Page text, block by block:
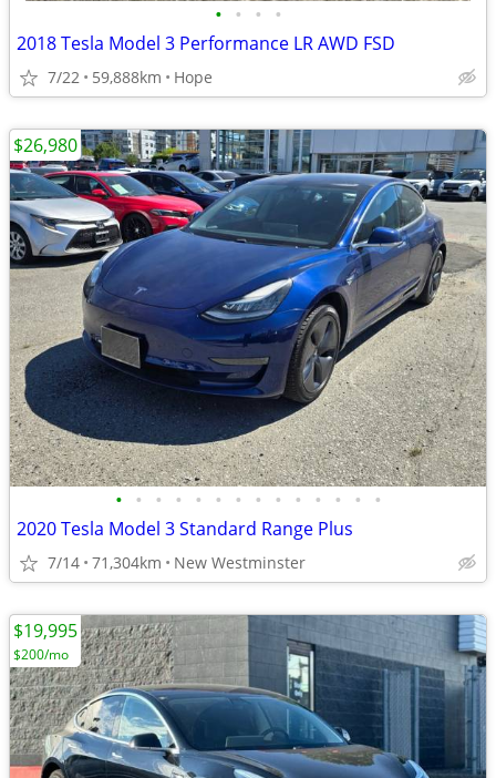
• • • •
2018 Tesla Model 3 Performance LR AWD FSD
7/22 59,888km Hope
• • • • • • • • • • • • • •
2020 Tesla Model 3 Standard Range Plus
7/14 71,304km New Westminster
$26,980
$19,995
$200/mo